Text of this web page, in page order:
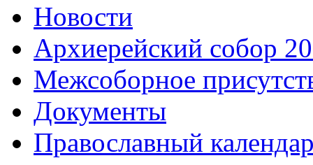
Новости
Архиерейский собор
Межсоборное
Документы
Православный